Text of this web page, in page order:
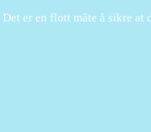
Det er en flott måte å sikre